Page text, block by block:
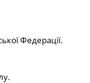
Федерації.